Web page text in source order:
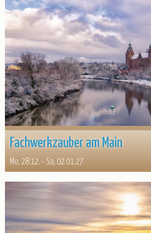
Fachwerkzauber am Main
Mo, 28.12. - Sa, 02.01.27